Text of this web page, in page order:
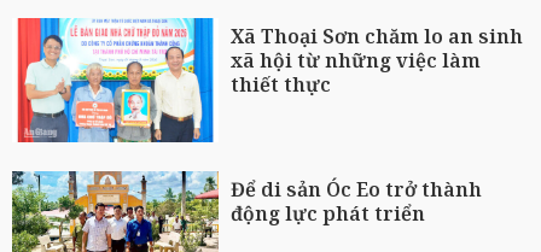
Xã Thoại Sơn chăm lo an sinh
xã hội từ những việc làm
thiết thực
Để di sản Óc Eo trở thành
động lực phát triển